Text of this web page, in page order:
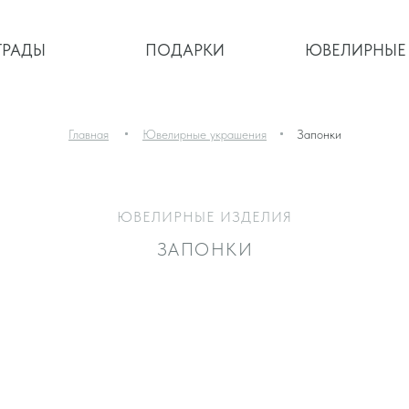
ПОДАРКИ ЮВЕЛИРНЫЕ
ПОДАРКИ ЮВЕЛИРНЫЕ
Главная Ювелирные украшения Запонки
ЮВЕЛИРНЫЕ ИЗДЕЛИЯ
ЗАПОНКИ